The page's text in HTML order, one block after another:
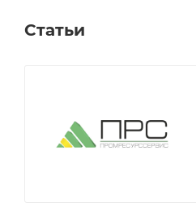
Статьи